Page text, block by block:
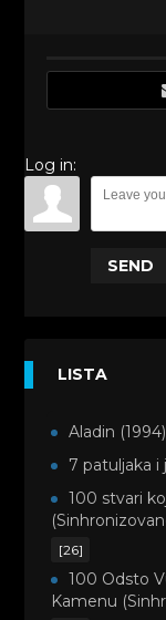
Log in:
SEND
LISTA
Aladin
7 patuljaka i
100 stvari
[26]
100 Odsto
Kamenu